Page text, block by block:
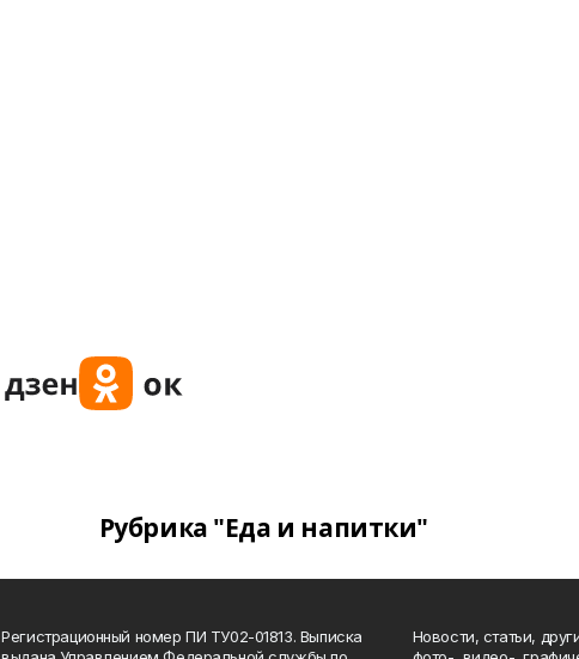
Рубрика "Еда и напитки"
Регистрационный номер ПИ ТУ02-01813. Выписка
Новости, статьи,